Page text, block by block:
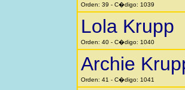
Orden: 39 - C�digo: 1039
Lola Krupp
Orden: 40 - C�digo: 1040
Archie
Orden: 41 - C�digo: 1041